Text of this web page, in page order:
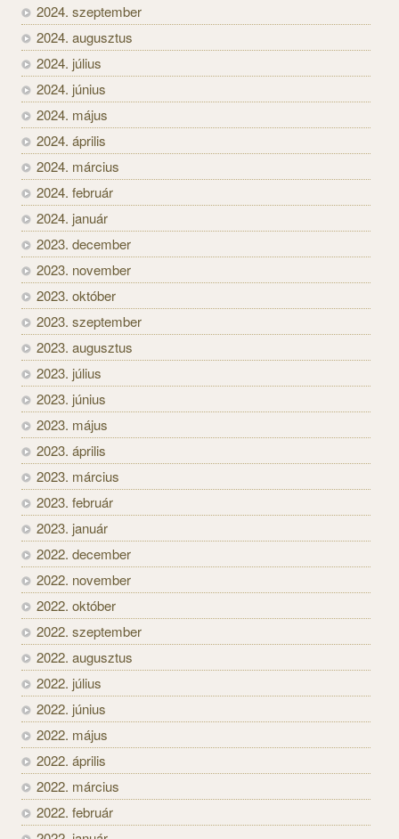
2024. szeptember
2024. augusztus
2024. július
2024. június
2024. május
2024. április
2024. március
2024. február
2024. január
2023. december
2023. november
2023. október
2023. szeptember
2023. augusztus
2023. július
2023. június
2023. május
2023. április
2023. március
2023. február
2023. január
2022. december
2022. november
2022. október
2022. szeptember
2022. augusztus
2022. július
2022. június
2022. május
2022. április
2022. március
2022. február